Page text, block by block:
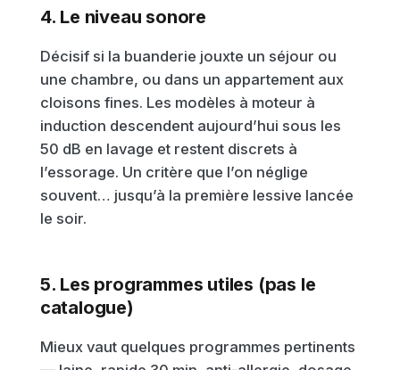
4. Le niveau sonore
Décisif si la buanderie jouxte un séjour ou
une chambre, ou dans un appartement aux
cloisons fines. Les modèles à moteur à
induction descendent aujourd’hui sous les
50 dB en lavage et restent discrets à
l’essorage. Un critère que l’on néglige
souvent… jusqu’à la première lessive lancée
le soir.
5. Les programmes utiles (pas le
catalogue)
Mieux vaut quelques programmes pertinents